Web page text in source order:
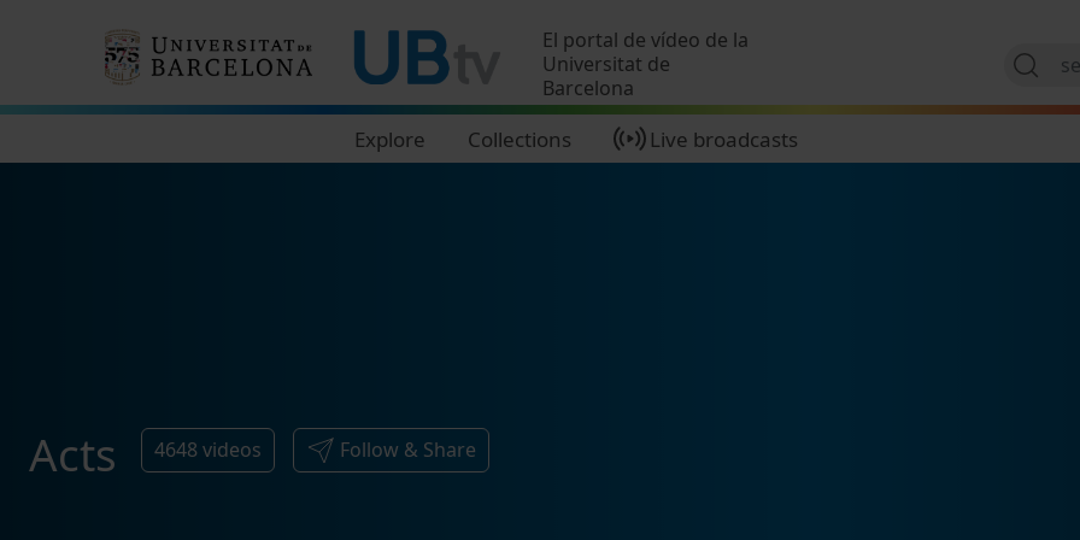
El portal de vídeo de la
Universitat de
Barcelona
Explore Collections Live broadcasts
Acts 4648 videos Follow & Share